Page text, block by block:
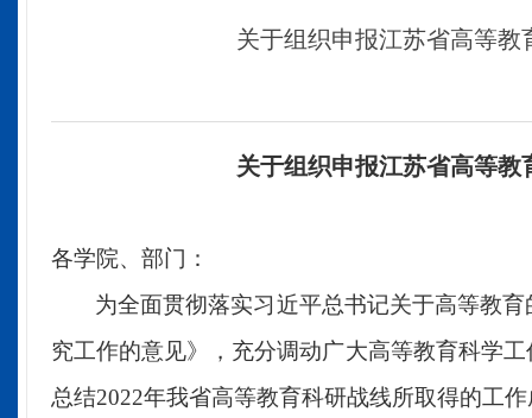
关于组织申报江苏省高等教
关于组织申报江苏省高等教
各学院、部门：
为全面贯彻落实习近平总书记关于高等教
究工作的意见》，充分调动广大高等教育科学
总结2022年我省高等教育科研战线所取得的工